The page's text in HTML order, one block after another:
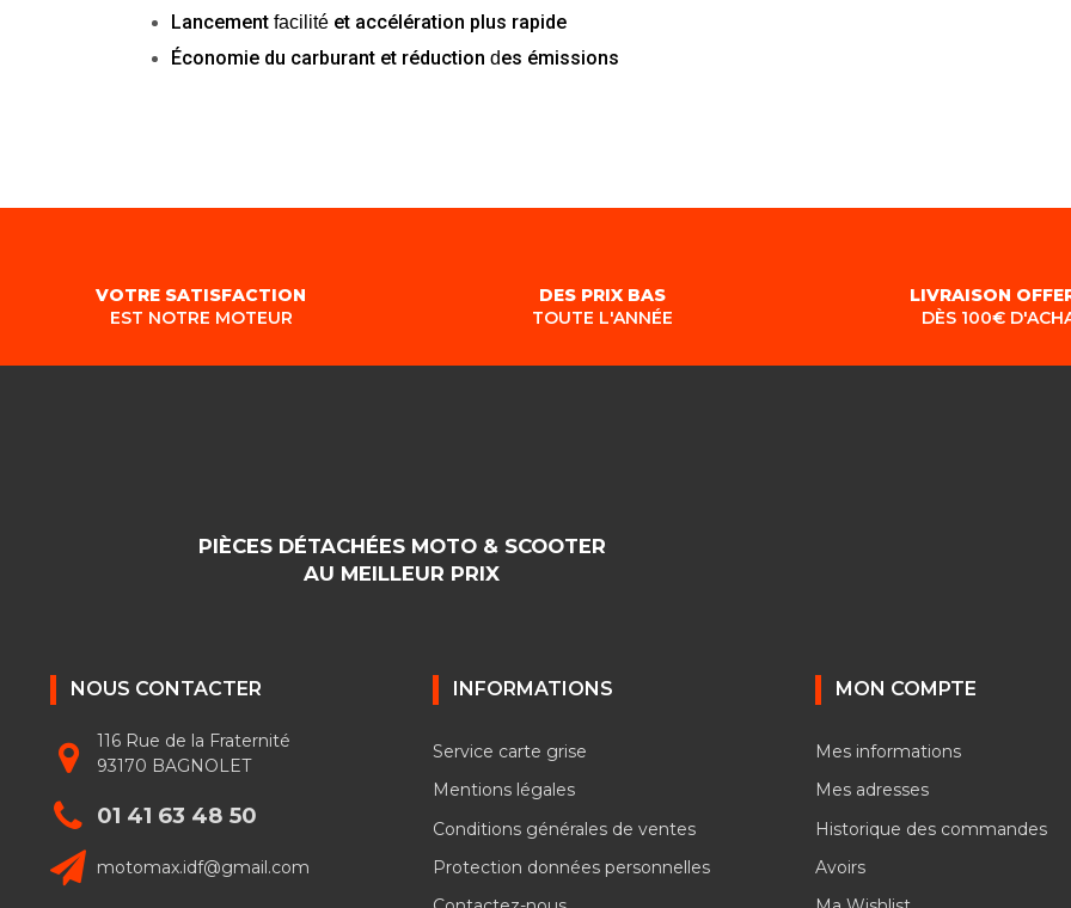
Lancement facilité et accélération plus rapide
Économie du carburant et réduction des émissions
VOTRE SATISFACTION
EST NOTRE MOTEUR
DES PRIX BAS
TOUTE L'ANNÉE
LIVRAISON
DÈS 100€
PIÈCES DÉTACHÉES MOTO & SCOOTER
AU MEILLEUR PRIX
NOUS CONTACTER
116 Rue de la Fraternité
93170 BAGNOLET
01 41 63 48 50
motomax.idf@gmail.com
INFORMATIONS
Service carte grise
Mentions légales
Conditions générales de ventes
Protection données personnelles
MON COMPTE
Mes informations
Mes adresses
Historique des commandes
Avoirs